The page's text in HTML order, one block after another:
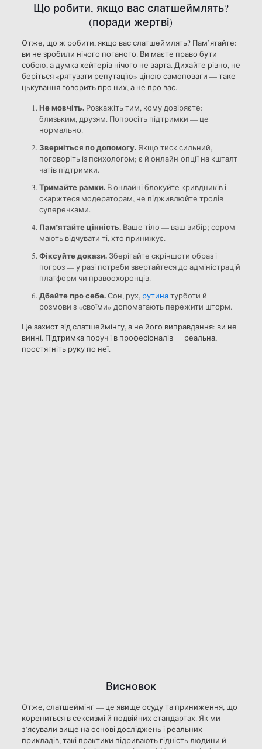
Що робити, якщо вас слатшеймлять?
(поради жертві)
Отже, що ж робити, якщо вас слатшеймлять? Пам’ятайте:
ви не зробили нічого поганого. Ви маєте право бути
собою, а думка хейтерів нічого не варта. Дихайте рівно, не
беріться «рятувати репутацію» ціною самоповаги — таке
цькування говорить про них, а не про вас.
Не мовчіть.Розкажіть тим, кому довіряєте:
близьким, друзям. Попросіть підтримки — це
нормально.
Зверніться по допомогу.Якщо тиск сильний,
поговоріть із психологом; є й онлайн-опції на кшталт
чатів підтримки.
Тримайте рамки.В онлайні блокуйте кривдників і
скаржтеся модераторам, не підживлюйте тролів
суперечками.
Пам’ятайте цінність.Ваше тіло — ваш вибір; сором
мають відчувати ті, хто принижує.
Фіксуйте докази.Зберігайте скріншоти образ і
погроз — у разі потреби звертайтеся до адміністрацій
платформ чи правоохоронців.
Дбайте про себе.Сон, рух, рутинатурботи й
розмови з «своїми» допомагають пережити шторм.
Це захист від слатшеймінгу, а не його виправдання: ви не
винні. Підтримка поруч і в професіоналів — реальна,
простягніть руку по неї.
Висновок
Отже, слатшеймінг — це явище осуду та приниження, що
корениться в сексизмі й подвійних стандартах. Як ми
з’ясували вище на основі досліджень і реальних
прикладів, такі практики підривають гідність людини й